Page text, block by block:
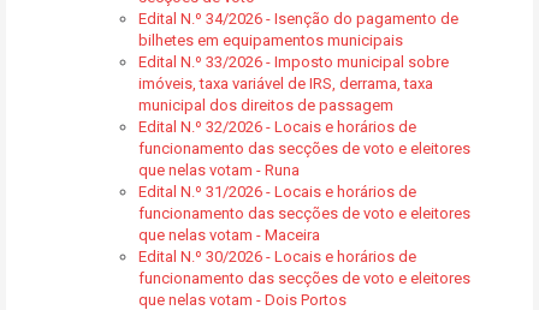
Edital N.º 34/2026 - Isenção do pagamento de
bilhetes em equipamentos municipais
Edital N.º 33/2026 - Imposto municipal sobre
imóveis, taxa variável de IRS, derrama, taxa
municipal dos direitos de passagem
Edital N.º 32/2026 - Locais e horários de
funcionamento das secções de voto e eleitores
que nelas votam - Runa
Edital N.º 31/2026 - Locais e horários de
funcionamento das secções de voto e eleitores
que nelas votam - Maceira
Edital N.º 30/2026 - Locais e horários de
funcionamento das secções de voto e eleitores
que nelas votam - Dois Portos